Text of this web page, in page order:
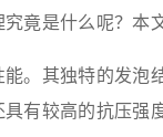
竟是什么呢？本
其独特的发泡
有较高的抗压强